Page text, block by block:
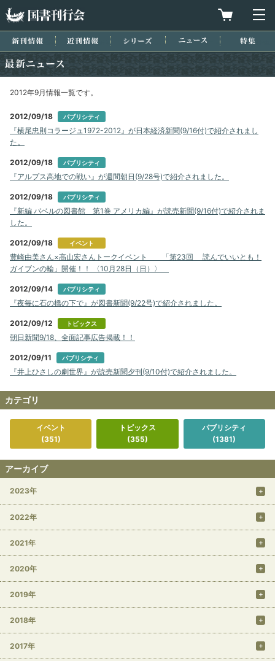
買物カゴを
新刊情報 近刊情報 シリーズ ニュース
2012年9月情報一覧です。
2012/09/18 パブリシティ
『横尾忠則コラージュ1972-2012』が日本経済新聞(9/16付)で紹介されまし
た。
2012/09/18 パブリシティ
『アルプス高地での戦い』が週間朝日(9/28号)で紹介されました。
2012/09/18 パブリシティ
『新編 バベルの図書館 第1巻 アメリカ編』が読売新聞(9/16付)で紹介されま
した。
2012/09/18 イベント
豊崎由美さん×高山宏さんトークイベント 「第23回 読んでいいとも！
ガイブンの輪」開催！！ 〈10月28日（日）〉
2012/09/14 パブリシティ
『夜毎に石の橋の下で』が図書新聞(9/22号)で紹介されました。
2012/09/12 トピックス
朝日新聞9/18、全面記事広告掲載！！
2012/09/11 パブリシティ
『井上ひさしの劇世界』が読売新聞夕刊(9/10付)で紹介されました。
カテゴリ
イベント
(351)
トピックス
(355)
パブリシティ
(1381)
アーカイブ
2023年
2022年
2021年
2020年
2019年
2018年
2017年